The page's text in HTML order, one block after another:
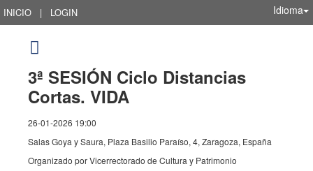
INICIO | LOGIN Idioma
3ª SESIÓN Ciclo Distancias
Cortas. VIDA
26-01-2026 19:00
Salas Goya y Saura, Plaza Basilio Paraíso, 4, Zaragoza, España
Organizado porVicerrectorado de Cultura y Patrimonio